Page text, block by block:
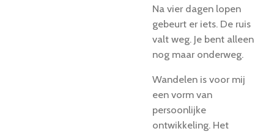
Na vier dagen lopen
gebeurt er iets. De ruis
valt weg. Je bent alleen
nog maar onderweg.
Wandelen is voor mij
een vorm van
persoonlijke
ontwikkeling. Het